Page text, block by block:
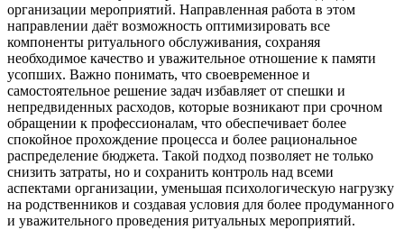
организации мероприятий. Направленная работа в этом
направлении даёт возможность оптимизировать все
компоненты ритуального обслуживания, сохраняя
необходимое качество и уважительное отношение к памяти
усопших. Важно понимать, что своевременное и
самостоятельное решение задач избавляет от спешки и
непредвиденных расходов, которые возникают при срочном
обращении к профессионалам, что обеспечивает более
спокойное прохождение процесса и более рациональное
распределение бюджета. Такой подход позволяет не только
снизить затраты, но и сохранить контроль над всеми
аспектами организации, уменьшая психологическую нагрузку
на родственников и создавая условия для более продуманного
и уважительного проведения ритуальных мероприятий.